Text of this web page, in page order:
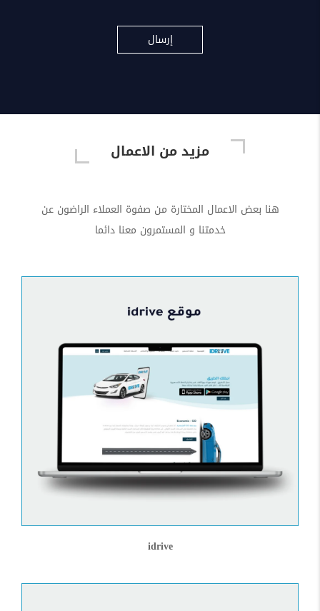
مزيد من الاعمال
هنا بعض الاعمال المختارة من صفوة العملاء الراضون عن
خدمتنا و المستمرون معنا دائما
idrive